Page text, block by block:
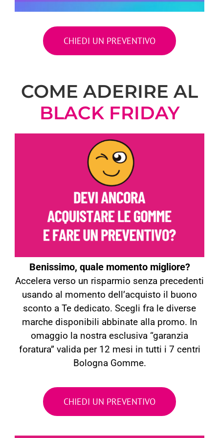
CHIEDI UN PREVENTIVO
COME ADERIRE AL
BLACK FRIDAY
Benissimo, quale momento migliore?
Accelera verso un risparmio senza precedenti
usando al momento dell’acquisto il buono
sconto a Te dedicato. Scegli fra le diverse
marche disponibili abbinate alla promo. In
omaggio la nostra esclusiva “garanzia
foratura” valida per 12 mesi in tutti i 7 centri
Bologna Gomme.
CHIEDI UN PREVENTIVO